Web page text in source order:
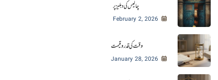
چالیس کی دہلیز پر
February 2, 2026
وقت کی قدر و قیمت
January 28, 2026